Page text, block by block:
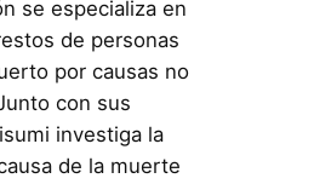
se especializa en
de personas
por causas no
con sus
investiga la
de la muerte